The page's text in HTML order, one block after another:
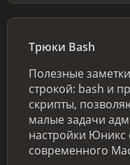
Трюки Bash
Полезные
строкой: bash и
скрипты,
малые задачи
настройки Юникс
современного